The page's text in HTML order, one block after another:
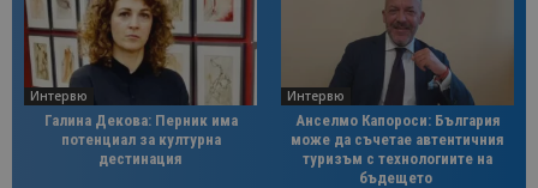
Интервю
Галина Декова: Перник има
потенциал за културна
дестинация
Интервю
Анселмо Капороси: България
може да съчетае автентичния
туризъм с технологиите на
бъдещето